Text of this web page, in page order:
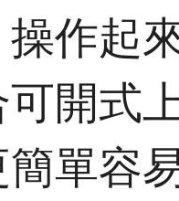
作起
開式
單容